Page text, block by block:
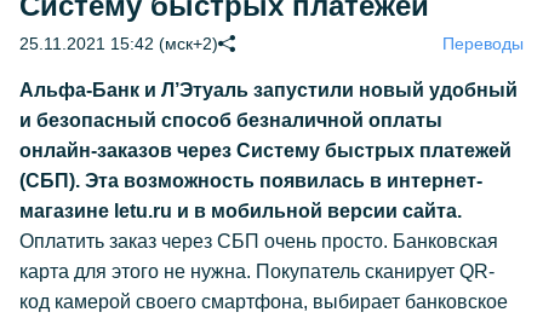
25.11.2021 15:42 (мск+2) Переводы
Альфа-Банк и Л’Этуаль запустили новый удобный
и безопасный способ безналичной оплаты
онлайн-заказов через Систему быстрых платежей
(СБП). Эта возможность появилась в интернет-
магазине letu.ru и в мобильной версии сайта.
Оплатить заказ через СБП очень просто. Банковская
карта для этого не нужна. Покупатель сканирует QR-
код камерой своего смартфона, выбирает банковское